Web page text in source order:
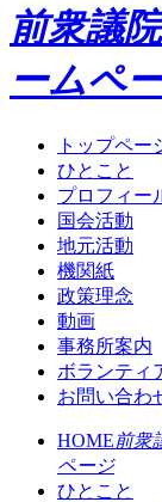
前衆議
ームペ
トップペー
ひとこと
プロフィー
国会活動
地元活動
機関紙
政策理念
動画
事務所案内
ボランティ
お問い合わ
HOME前衆
ページ
ひとこと